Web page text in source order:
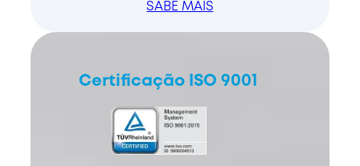
SABE MAIS
Certificação ISO 9001